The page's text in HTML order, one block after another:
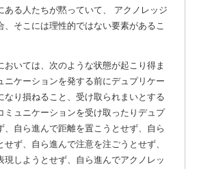
ある人たちが黙っていて、 アクノレッジ
、そこには理性的ではない要素があるこ
おいては、次のような状態が起こり得ま
ニケーションを発する前にデュプリケー
なり損ねること、受け取られまいとする
ミュニケーションを受け取ったりデュプ
、自ら進んで距離を置こうとせず、自ら
ず、自ら進んで注意を注ごうとせず、
現しようとせず、自ら進んでアクノレッ